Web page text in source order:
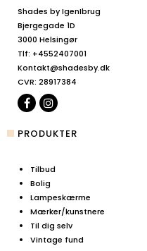
Shades by IgenIbrug
Bjergegade 1D
3000 Helsingør
Tlf: +4552407001
Kontakt@shadesby.dk
CVR: 28917384
PRODUKTER
Tilbud
Bolig
Lampeskærme
Mærker/kunstnere
Til dig selv
Vintage fund